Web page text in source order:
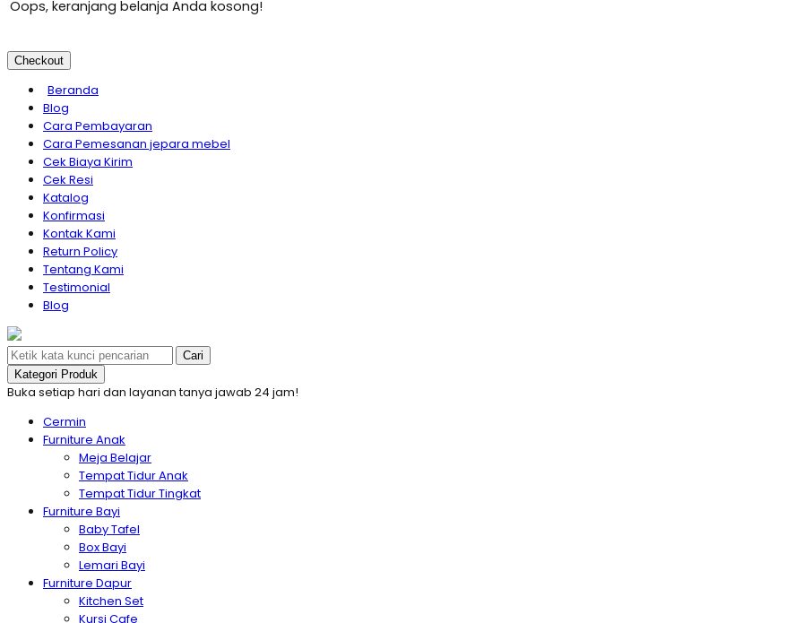
Oops, keranjang belanja Anda kosong!
Checkout
Beranda
Blog
Cara Pembayaran
Cara Pemesanan jepara mebel
Cek Biaya Kirim
Cek Resi
Katalog
Konfirmasi
Kontak Kami
Return Policy
Tentang Kami
Testimonial
Blog
Cari
Kategori Produk
Buka setiap hari dan layanan tanya jawab 24 jam!
Cermin
Furniture Anak
Meja Belajar
Tempat Tidur Anak
Tempat Tidur Tingkat
Furniture Bayi
Baby Tafel
Box Bayi
Lemari Bayi
Furniture Dapur
Kitchen Set
Kursi Cafe